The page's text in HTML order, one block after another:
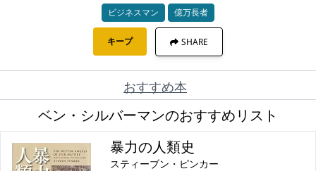
ビジネスマン 億万長者
キープ SHARE
おすすめ本
ベン・シルバーマンのおすすめリスト
暴力の人類史
スティーブン・ピンカー